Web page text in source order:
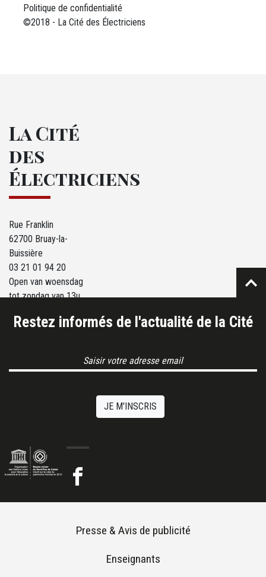
Politique de confidentialité
©2018 - La Cité des Électriciens
La Cité
des
Électriciens
Rue Franklin
62700 Bruay-la-
Buissière
03 21 01 94 20
Open van woensdag
tot zondag van 13u
Restez informés de l'actualité de la Cité
JE M'INSCRIS
Footer menu
Presse & Avis de publicité
Enseignants